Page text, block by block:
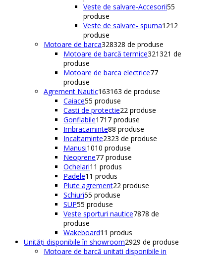
Veste de salvare-Accesorii55
produse
Veste de salvare- spuma1212
produse
Motoare de barca328328 de produse
Motoare de barcă termice321321 de
produse
Motoare de barca electrice77
produse
Agrement Nautic163163 de produse
Caiace55 produse
Casti de protectie22 produse
Gonflabile1717 produse
Imbracaminte88 produse
Incaltaminte2323 de produse
Manusi1010 produse
Neoprene77 produse
Ochelari1 1 produs
Padele1 1 produs
Plute agrement22 produse
Schiuri55 produse
SUP55 produse
Veste sporturi nautice7878 de
produse
Wakeboard1 1 produs
Unități disponibile în showroom2929 de produse
Motoare de barcă unitati disponibile in